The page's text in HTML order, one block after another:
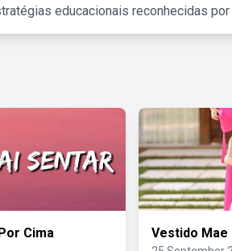
educacionais reconhecidas
Cima Vestido Mae